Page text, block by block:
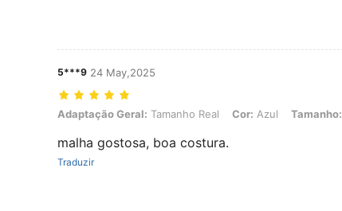
5***9 24 May,2025
Adaptação Geral: Tamanho Real, Cor: Azul, Tamanho: GG
Adaptação Geral: Tamanho Real Cor: Azul Tamanho:
malha gostosa, boa costura.
Traduzir